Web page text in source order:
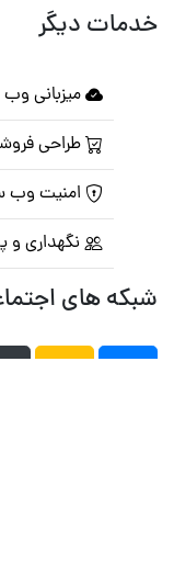
خدمات دیگر
میزبانی وب
طراحی
امنیت وب
نگهداری و
شبکه های